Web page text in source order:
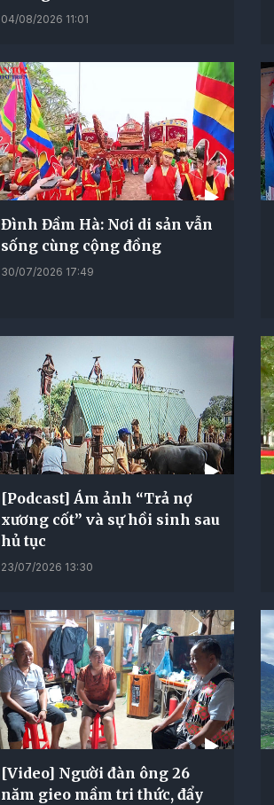
04/08/2026 11:01
Đình Đầm Hà: Nơi di sản vẫn
sống cùng cộng đồng
30/07/2026 17:49
[Podcast] Ám ảnh “Trả nợ
xương cốt” và sự hồi sinh sau
hủ tục
23/07/2026 13:30
[Video] Người đàn ông 26
năm gieo mầm tri thức, đẩy